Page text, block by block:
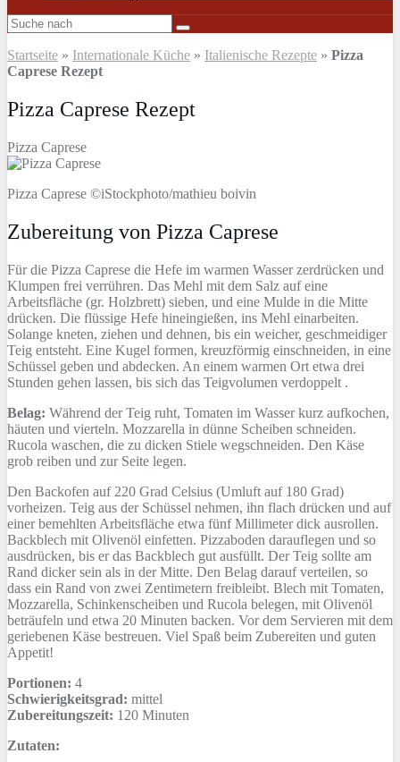
Startseite » Internationale Küche » Italienische Rezepte » Pizza
Caprese Rezept
Pizza Caprese Rezept
Pizza Caprese
Pizza Caprese ©iStockphoto/mathieu boivin
Zubereitung von Pizza Caprese
Für die Pizza Caprese die Hefe im warmen Wasser zerdrücken und
Klumpen frei verrühren. Das Mehl mit dem Salz auf eine
Arbeitsfläche (gr. Holzbrett) sieben, und eine Mulde in die Mitte
drücken. Die flüssige Hefe hineingießen, ins Mehl einarbeiten.
Solange kneten, ziehen und dehnen, bis ein weicher, geschmeidiger
Teig entsteht. Eine Kugel formen, kreuzförmig einschneiden, in eine
Schüssel geben und abdecken. An einem warmen Ort etwa drei
Stunden gehen lassen, bis sich das Teigvolumen verdoppelt .
Belag: Während der Teig ruht, Tomaten im Wasser kurz aufkochen,
häuten und vierteln. Mozzarella in dünne Scheiben schneiden.
Rucola waschen, die zu dicken Stiele wegschneiden. Den Käse
grob reiben und zur Seite legen.
Den Backofen auf 220 Grad Celsius (Umluft auf 180 Grad)
vorheizen. Teig aus der Schüssel nehmen, ihn flach drücken und auf
einer bemehlten Arbeitsfläche etwa fünf Millimeter dick ausrollen.
Backblech mit Olivenöl einfetten. Pizzaboden darauflegen und so
ausdrücken, bis er das Backblech gut ausfüllt. Der Teig sollte am
Rand dicker sein als in der Mitte. Den Belag darauf verteilen, so
dass ein Rand von zwei Zentimetern freibleibt. Blech mit Tomaten,
Mozzarella, Schinkenscheiben und Rucola belegen, mit Olivenöl
beträufeln und etwa 20 Minuten backen. Vor dem Servieren mit dem
geriebenen Käse bestreuen. Viel Spaß beim Zubereiten und guten
Appetit!
Portionen: 4
Schwierigkeitsgrad: mittel
Zubereitungszeit: 120 Minuten
Zutaten: